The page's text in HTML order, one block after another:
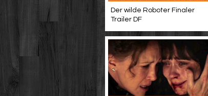
Der wilde Roboter Finaler
Trailer DF